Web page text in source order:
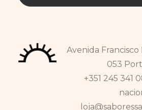
Avenida Francisco
053
+351 245 341